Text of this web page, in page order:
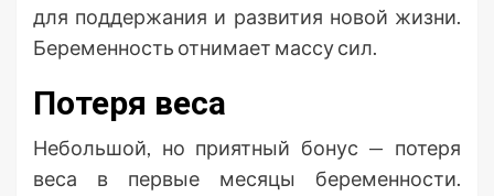
для поддержания и развития новой жизни.
Беременность отнимает массу сил.
Потеря веса
Небольшой, но приятный бонус — потеря
веса в первые месяцы беременности.